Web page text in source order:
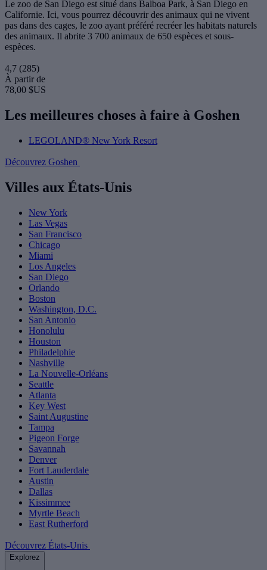
Le zoo de San Diego est situé dans Balboa Park, à San Diego en
Californie. Ici, vous pourrez découvrir des animaux qui ne vivent
pas dans des cages, le zoo ayant préféré recréer les habitats naturels
des animaux. Il abrite 3 700 animaux de 650 espèces et sous-
espèces.
4,7 (285)
À partir de
78,00 $US
Les meilleures choses à faire à Goshen
LEGOLAND® New York Resort
Découvrez Goshen
Villes aux États-Unis
New York
Las Vegas
San Francisco
Chicago
Miami
Los Angeles
San Diego
Orlando
Boston
Washington, D.C.
San Antonio
Honolulu
Houston
Philadelphie
Nashville
La Nouvelle-Orléans
Seattle
Atlanta
Key West
Saint Augustine
Tampa
Pigeon Forge
Savannah
Denver
Fort Lauderdale
Austin
Dallas
Kissimmee
Myrtle Beach
East Rutherford
Découvrez États-Unis
Explorez